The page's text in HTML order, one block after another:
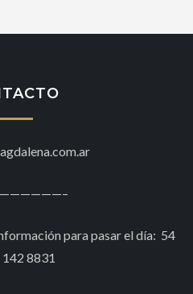
para pasar el día: 54
8831